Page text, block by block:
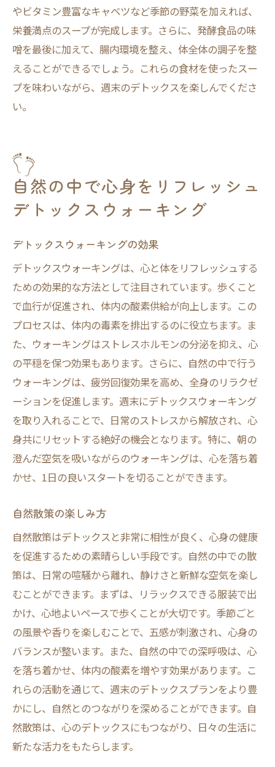
やビタミン豊富なキャベツなど季節の野菜を加えれば、
栄養満点のスープが完成します。さらに、発酵食品の味
噌を最後に加えて、腸内環境を整え、体全体の調子を整
えることができるでしょう。これらの食材を使ったスー
プを味わいながら、週末のデトックスを楽しんでくださ
い。
自然の中で心身をリフレッシュ
デトックスウォーキング
デトックスウォーキングの効果
デトックスウォーキングは、心と体をリフレッシュする
ための効果的な方法として注目されています。歩くこと
で血行が促進され、体内の酸素供給が向上します。この
プロセスは、体内の毒素を排出するのに役立ちます。ま
た、ウォーキングはストレスホルモンの分泌を抑え、心
の平穏を保つ効果もあります。さらに、自然の中で行う
ウォーキングは、疲労回復効果を高め、全身のリラクゼ
ーションを促進します。週末にデトックスウォーキング
を取り入れることで、日常のストレスから解放され、心
身共にリセットする絶好の機会となります。特に、朝の
澄んだ空気を吸いながらのウォーキングは、心を落ち着
かせ、1日の良いスタートを切ることができます。
自然散策の楽しみ方
自然散策はデトックスと非常に相性が良く、心身の健康
を促進するための素晴らしい手段です。自然の中での散
策は、日常の喧騒から離れ、静けさと新鮮な空気を楽し
むことができます。まずは、リラックスできる服装で出
かけ、心地よいペースで歩くことが大切です。季節ごと
の風景や香りを楽しむことで、五感が刺激され、心身の
バランスが整います。また、自然の中での深呼吸は、心
を落ち着かせ、体内の酸素を増やす効果があります。こ
れらの活動を通じて、週末のデトックスプランをより豊
かにし、自然とのつながりを深めることができます。自
然散策は、心のデトックスにもつながり、日々の生活に
新たな活力をもたらします。